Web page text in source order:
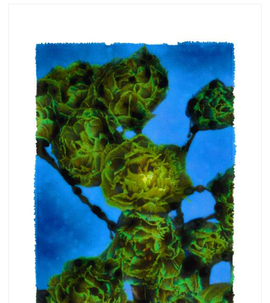
more.
Subscribe